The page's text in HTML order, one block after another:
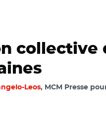
collective
Leos, MCM Presse